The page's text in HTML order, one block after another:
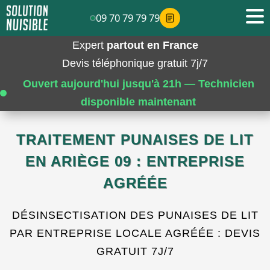
Expert partout en France
Devis téléphonique gratuit 7j/7
Ouvert aujourd'hui jusqu'à 21h — Technicien
disponible maintenant
TRAITEMENT PUNAISES DE LIT
EN ARIÈGE 09 : ENTREPRISE
AGRÉÉE
DÉSINSECTISATION DES PUNAISES DE LIT
PAR ENTREPRISE LOCALE AGRÉÉE : DEVIS
GRATUIT 7J/7
09 70 79 79 79